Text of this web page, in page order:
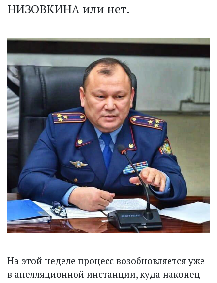
НИЗОВКИНА или нет. ­
На этой неделе процесс во­зобновляется уже
в апелляционной инстанции, куда наконец